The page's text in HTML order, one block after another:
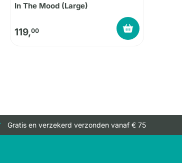
In The Mood (Large)
119,00
Gratis en verzekerd verzonden vanaf € 75